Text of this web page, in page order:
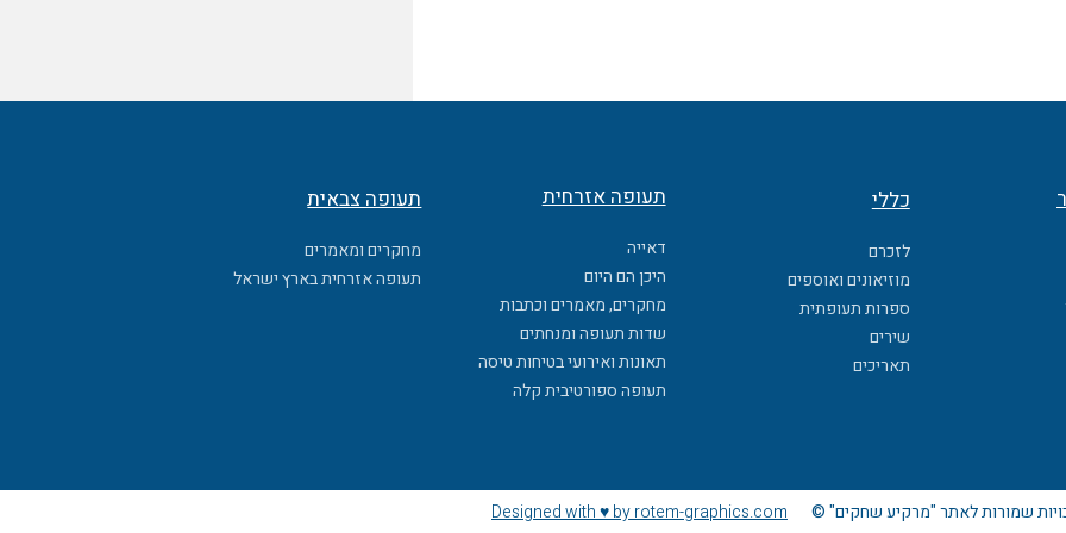
כללי
לזכרם
מוזיאונים ואוספים
ספרות תעופתית
שירים
תאריכים
תעופה אזרחית
דאייה
היכן הם היום
מחקרים, מאמרים וכתבות
שדות תעופה ומנחתים
תאונות ואירועי בטיחות טיסה
תעופה ספורטיבית קלה
תעופה צבאית
מחקרים ומאמרים
תעופה אזרחית בארץ ישראל
שמורות לאתר "מרקיע שחקים" © Designed with ♥ by rotem-graphics.com